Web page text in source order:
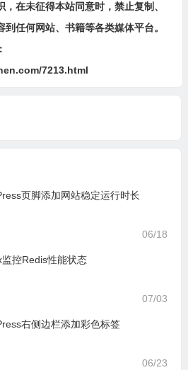
在未征得本站同意时，禁止复制、
任何网站、书籍等各类媒体平台。
7213.html
页脚添加网站稳定运行时长
06/18
控Redis性能状态
07/03
右侧边栏添加彩色标签
06/23